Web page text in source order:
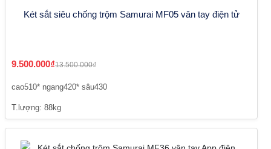
Két sắt siêu chống trộm Samurai MF05 vân tay điện tử
9.500.000₫13.500.000₫
cao510* ngang420* sâu430
T.lượng: 88kg